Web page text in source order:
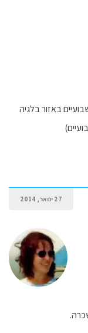
באזור בלגיה
27 ינואר, 2014